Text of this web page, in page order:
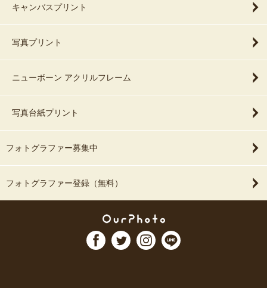
キャンバスプリント
写真プリント
ニューボーン アクリルフレーム
写真台紙プリント
フォトグラファー募集中
フォトグラファー登録（無料）